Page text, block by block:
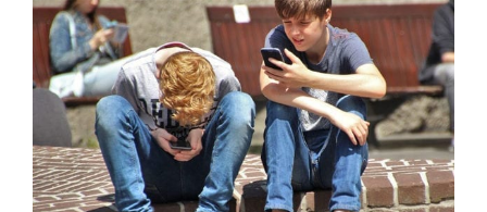
View
Larger
Image